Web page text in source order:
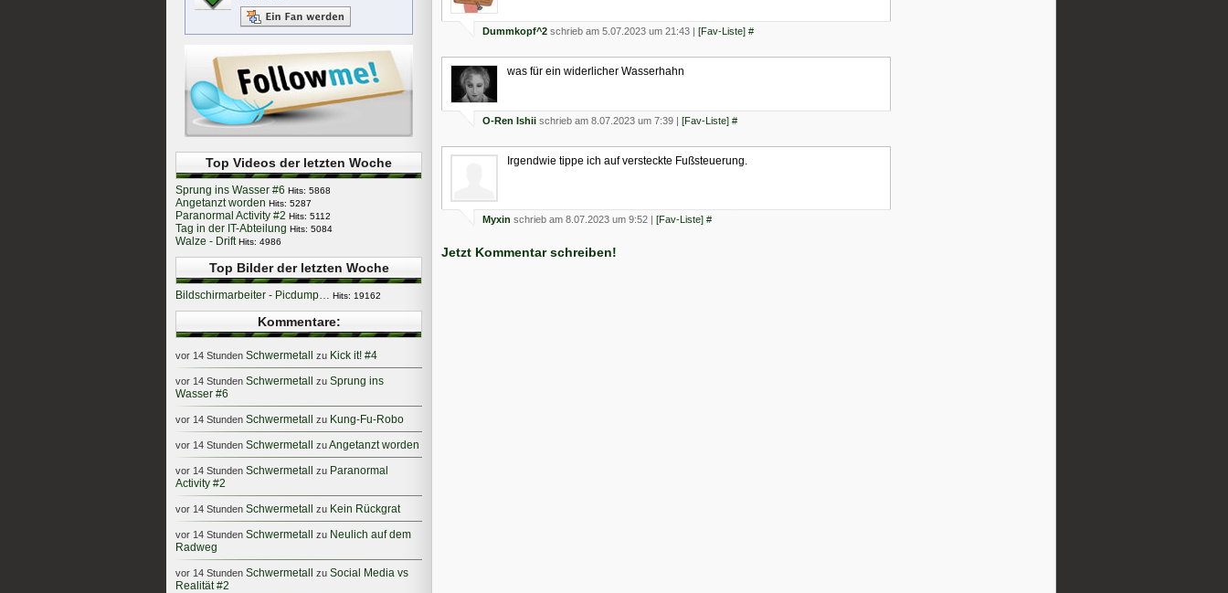
Dummkopf^2 schrieb am 5.07.2023 um 21:43 | [Fav-Liste] #
was für ein widerlicher Wasserhahn
O-Ren Ishii schrieb am 8.07.2023 um 7:39 | [Fav-Liste] #
Irgendwie tippe ich auf versteckte Fußsteuerung.
Myxin schrieb am 8.07.2023 um 9:52 | [Fav-Liste] #
Jetzt Kommentar schreiben!
Top Videos der letzten Woche
Sprung ins Wasser #6 Hits: 5868
Angetanzt worden Hits: 5287
Paranormal Activity #2 Hits: 5112
Tag in der IT-Abteilung Hits: 5084
Walze - Drift Hits: 4986
Top Bilder der letzten Woche
Bildschirmarbeiter - Picdump… Hits: 19162
Kommentare:
vor 14 Stunden Schwermetall zu Kick it! #4
vor 14 Stunden Schwermetall zu Sprung ins
Wasser #6
vor 14 Stunden Schwermetall zu Kung-Fu-Robo
vor 14 Stunden Schwermetall zuAngetanzt worden
vor 14 Stunden Schwermetall zu Paranormal
Activity #2
vor 14 Stunden Schwermetall zu Kein Rückgrat
vor 14 Stunden Schwermetall zu Neulich auf dem
Radweg
vor 14 Stunden Schwermetall zu Social Media vs
Realität #2